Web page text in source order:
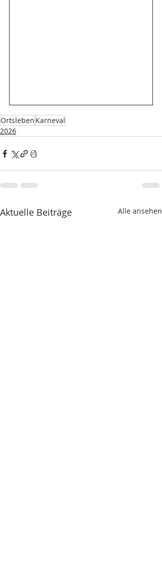
Ortsleben Karneval
2026
Aktuelle Beiträge Alle ansehen